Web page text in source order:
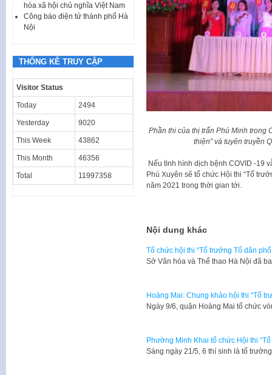
Phần thi của thị trấn Phú Minh trong
thiện” và tuyên truyền
Nếu tình hình dịch bệnh COVID -19
Phú Xuyên sẽ tổ chức Hội thi “Tổ
năm 2021 trong thời gian tới.
Nội dung khác
Tổ chức hội thi “Tổ trưởng Tổ dân
Sở Văn hóa và Thể thao Hà Nội đã
Hoàng Mai: Chung khảo hội thi “Tổ
Ngày 9/6, quận Hoàng Mai tổ chức
Phường Minh Khai tổ chức Hội thi
Sáng ngày 21/5, 6 thí sinh là tổ
hòa xã hội chủ nghĩa Việt Nam
Công báo điện tử thành phố Hà
Nội
THỐNG KÊ TRUY CẬP
Visitor Status
Today 2494
Yesterday 9020
This Week 43862
This Month 46356
Total 11997358